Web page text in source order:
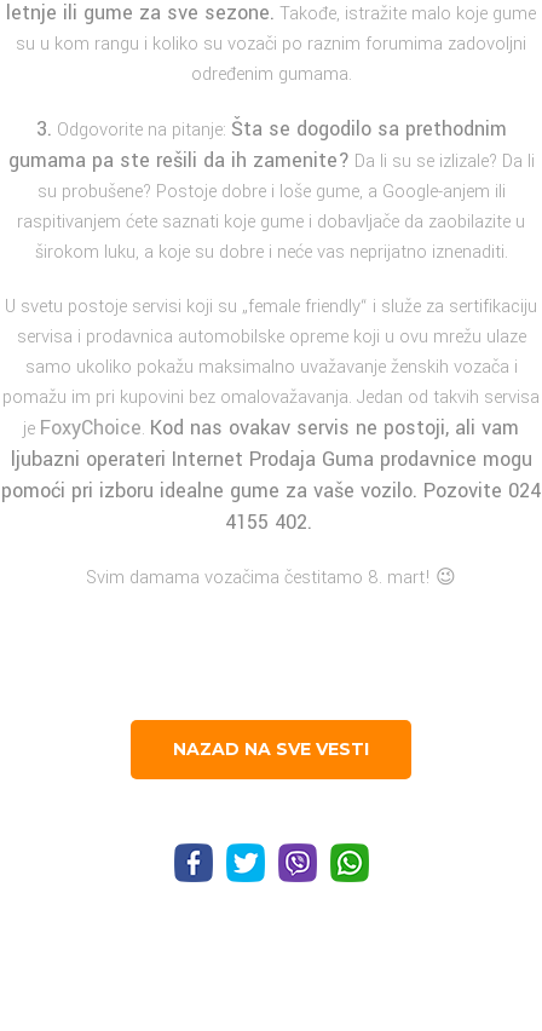
letnje ili gume za sve sezone. Takođe, istražite malo koje gume
su u kom rangu i koliko su vozači po raznim forumima zadovoljni
određenim gumama.
3. Odgovorite na pitanje: Šta se dogodilo sa prethodnim
gumama pa ste rešili da ih zamenite? Da li su se izlizale? Da li
su probušene? Postoje dobre i loše gume, a Google-anjem ili
raspitivanjem ćete saznati koje gume i dobavljače da zaobilazite u
širokom luku, a koje su dobre i neće vas neprijatno iznenaditi.
U svetu postoje servisi koji su „female friendly“ i služe za sertifikaciju
servisa i prodavnica automobilske opreme koji u ovu mrežu ulaze
samo ukoliko pokažu maksimalno uvažavanje ženskih vozača i
pomažu im pri kupovini bez omalovažavanja. Jedan od takvih servisa
je FoxyChoice. Kod nas ovakav servis ne postoji, ali vam
ljubazni operateri Internet Prodaja Guma prodavnice mogu
pomoći pri izboru idealne gume za vaše vozilo. Pozovite 024
4155 402.
Svim damama vozačima čestitamo 8. mart! 😉
NAZAD NA SVE VESTI